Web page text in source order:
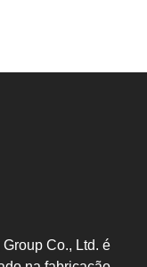
Co., Ltd. é